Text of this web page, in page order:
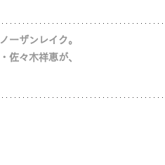
ーザンレイク。
佐々木祥恵が、